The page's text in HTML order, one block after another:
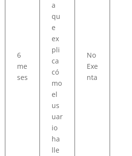
6
me
ses
a
qu
e
ex
pli
ca
có
mo
el
us
uar
io
ha
lle
No
Exe
nta